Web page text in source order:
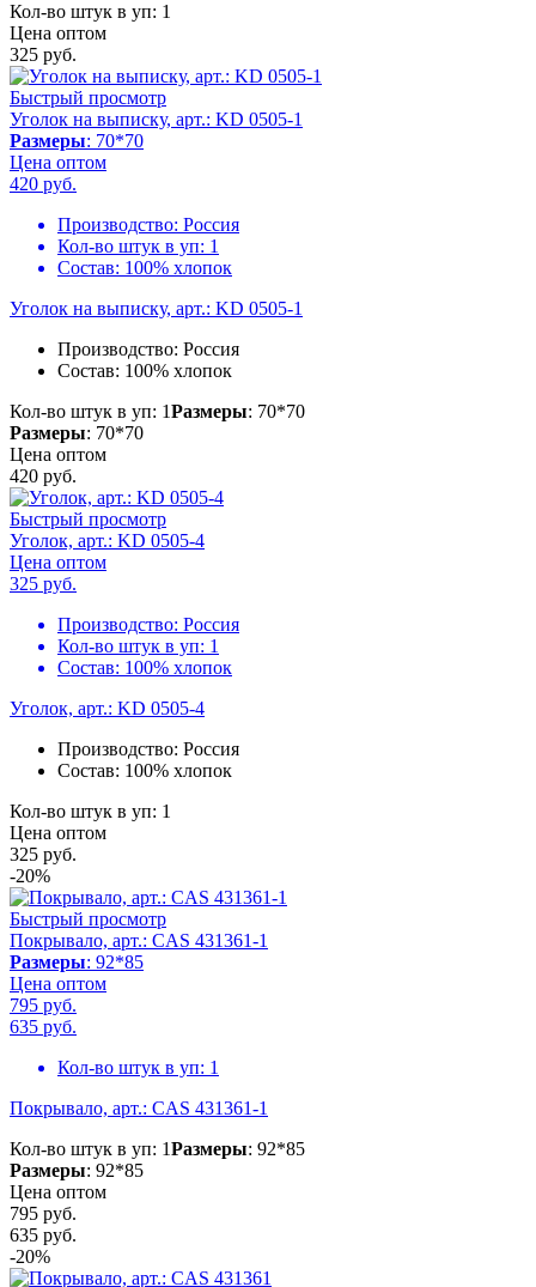
Кол-во штук в уп: 1
Цена оптом
325 руб.
Быстрый просмотр
Уголок на выписку, арт.: KD 0505-1
Размеры: 70*70
Цена оптом
420 руб.
Производство: Россия
Кол-во штук в уп: 1
Состав: 100% хлопок
Уголок на выписку, арт.: KD 0505-1
Производство: Россия
Состав: 100% хлопок
Кол-во штук в уп: 1Размеры: 70*70
Размеры: 70*70
Цена оптом
420 руб.
Быстрый просмотр
Уголок, арт.: KD 0505-4
Цена оптом
325 руб.
Производство: Россия
Кол-во штук в уп: 1
Состав: 100% хлопок
Уголок, арт.: KD 0505-4
Производство: Россия
Состав: 100% хлопок
Кол-во штук в уп: 1
Цена оптом
325 руб.
-20%
Быстрый просмотр
Покрывало, арт.: CAS 431361-1
Размеры: 92*85
Цена оптом
795 руб.
635 руб.
Кол-во штук в уп: 1
Покрывало, арт.: CAS 431361-1
Кол-во штук в уп: 1Размеры: 92*85
Размеры: 92*85
Цена оптом
795 руб.
635 руб.
-20%